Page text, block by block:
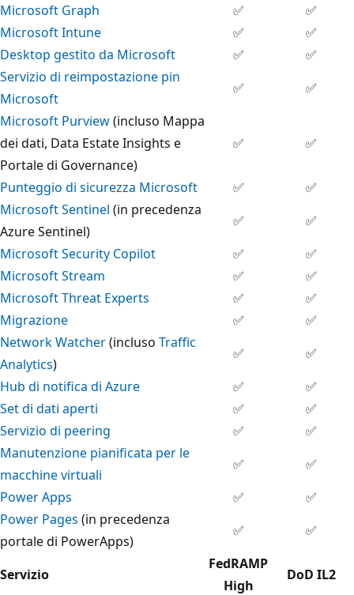
Microsoft Graph
✅
✅
Microsoft Intune
✅
✅
Desktop gestito da Microsoft
✅
✅
Servizio di reimpostazione pin
Microsoft
✅
✅
Microsoft Purview(incluso Mappa
dei dati, Data Estate Insights e
Portale di Governance)
✅ ✅
Punteggio di sicurezza Microsoft ✅
✅
Microsoft Sentinel (in precedenza
Azure Sentinel)
✅
✅
Microsoft Security Copilot
✅
✅
Microsoft Stream
✅
✅
Microsoft Threat Experts
✅
✅
Migrazione
✅
✅
Network Watcher(incluso Traffic
Analytics)
✅
✅
Hub di notifica di Azure
✅
✅
Set di dati aperti
✅
✅
Servizio di peering
✅
✅
Manutenzione pianificata per le
macchine virtuali
✅
✅
Power Apps
✅
✅
Power Pages (in precedenza
portale di PowerApps)
✅ ✅
Servizio
FedRAMP
High
DoD IL2